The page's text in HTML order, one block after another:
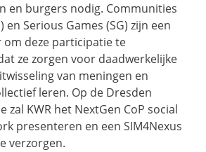
en burgers nodig. Communities
en Serious Games (SG) zijn een
om deze participatie te
ze zorgen voor daadwerkelijke
van meningen en
leren. Op de Dresden
zal KWR het NextGen CoP social
presenteren en een SIM4Nexus
verzorgen.